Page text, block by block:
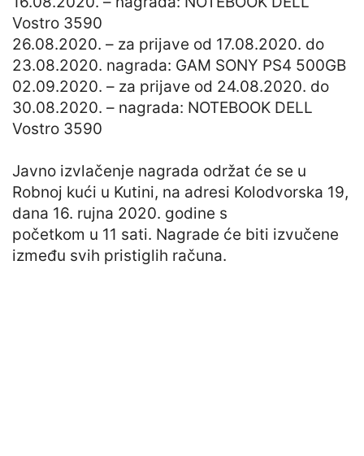
Vostro 3590
26.08.2020. – za prijave od 17.08.2020. do
23.08.2020. nagrada: GAM SONY PS4 500GB
02.09.2020. – za prijave od 24.08.2020. do
30.08.2020. – nagrada: NOTEBOOK DELL
Vostro 3590
Javno izvlačenje nagrada održat će se u
Robnoj kući u Kutini, na adresi Kolodvorska 19,
dana 16. rujna 2020. godine s
početkom u 11 sati. Nagrade će biti izvučene
između svih pristiglih računa.